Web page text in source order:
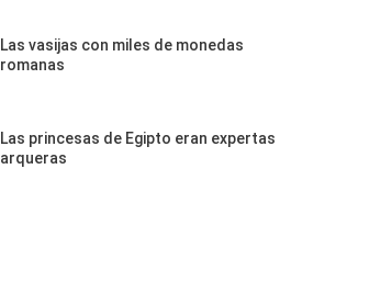
Las vasijas con miles de monedas
romanas
Las princesas de Egipto eran expertas
arqueras